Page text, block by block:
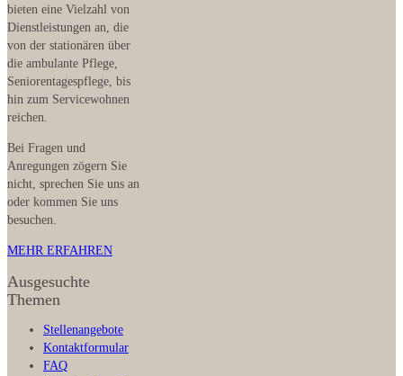
bieten eine Vielzahl von
Dienstleistungen an, die
von der stationären über
die ambulante Pflege,
Seniorentagespflege, bis
hin zum Servicewohnen
reichen.
Bei Fragen und
Anregungen zögern Sie
nicht, sprechen Sie uns an
oder kommen Sie uns
besuchen.
MEHR ERFAHREN
Ausgesuchte
Themen
Stellenangebote
Kontaktformular
FAQ